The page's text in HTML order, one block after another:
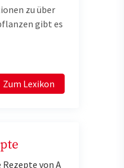
zu über
gibt es
Zum Lexikon
Rezepte von A